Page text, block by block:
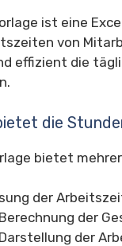
ist eine
von
effizient die
die
bietet
der
der
der